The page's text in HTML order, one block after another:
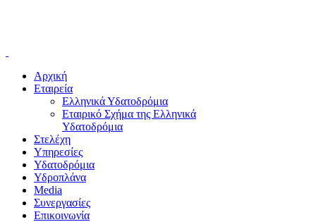
Αρχική
Εταιρεία
Ελληνικά Υδατοδρόμια
Εταιρικό Σχήμα της Ελληνικά
Υδατοδρόμια
Στελέχη
Υπηρεσίες
Υδατοδρόμια
Υδροπλάνα
Media
Συνεργασίες
Επικοινωνία